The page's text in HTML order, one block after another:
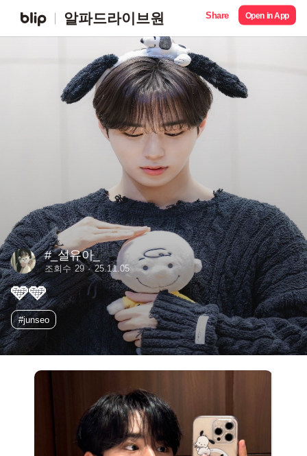
알파드라이브원 Share Open in App
#_설유아_
조회수 29 25.11.05
🩵🩵
#junseo